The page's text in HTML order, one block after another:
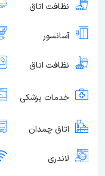
نظافت اتاق
آسانسور
نظافت اتاق
خدمات پزشکی
اتاق چمدان
لاندری